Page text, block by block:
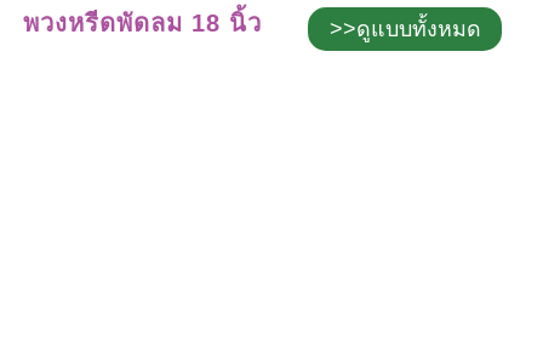
พวงหรีดพัดลม 18 นิ้ว >>ดูแบบทั้งหมด